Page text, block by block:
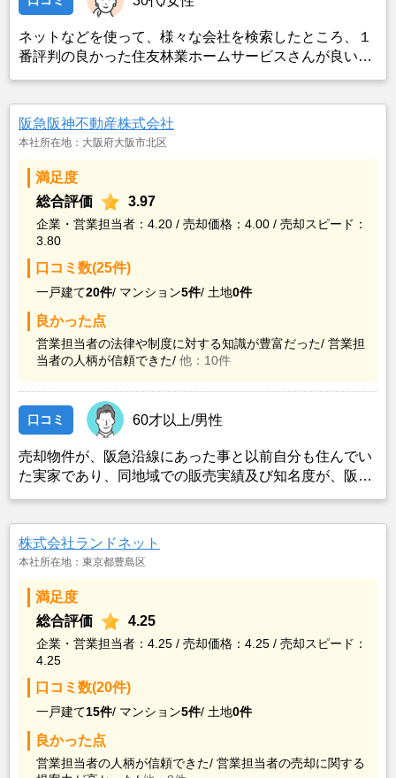
ネットなどを使って、様々な会社を検索したところ、１
番評判の良かった住友林業ホームサービスさんが良いの
イスの影響もあった。
阪急阪神不動産株式会社
本社所在地：大阪府大阪市北区
満足度
総合評価
3.97
企業・営業担当者：4.20 / 売却価格：4.00 / 売却スピード：
3.80
口コミ数(25件)
一戸建て20件/ マンション5件/ 土地0件
良かった点
営業担当者の法律や制度に対する知識が豊富だった/ 営業担
当者の人柄が信頼できた/ 他：10件
口コミ 60才以上/男性
売却物件が、阪急沿線にあった事と以前自分も住んでい
た実家であり、同地域での販売実績及び知名度が、阪急
選んだ。
株式会社ランドネット
本社所在地：東京都豊島区
満足度
総合評価
4.25
企業・営業担当者：4.25 / 売却価格：4.25 / 売却スピード：
4.25
口コミ数(20件)
一戸建て15件/ マンション5件/ 土地0件
良かった点
営業担当者の人柄が信頼できた/ 営業担当者の売却に関する